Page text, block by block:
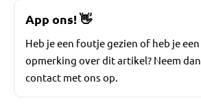
App ons!👋
Heb je een foutje gezien of heb je een
opmerking over dit artikel? Neem dan
contact met ons op.